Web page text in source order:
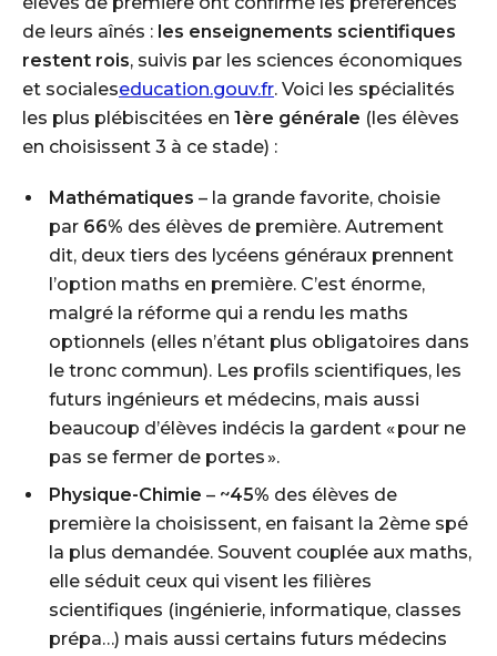
de leurs aînés : les enseignements scientifiques
restent rois, suivis par les sciences économiques
et socialeseducation.gouv.fr. Voici les spécialités
les plus plébiscitées en 1ère générale (les élèves
en choisissent 3 à ce stade) :
Mathématiques – la grande favorite, choisie
par 66% des élèves de première. Autrement
dit, deux tiers des lycéens généraux prennent
l’option maths en première. C’est énorme,
malgré la réforme qui a rendu les maths
optionnels (elles n’étant plus obligatoires dans
le tronc commun). Les profils scientifiques, les
futurs ingénieurs et médecins, mais aussi
beaucoup d’élèves indécis la gardent « pour ne
pas se fermer de portes ».
Physique-Chimie – ~45% des élèves de
première la choisissent, en faisant la 2ème spé
la plus demandée. Souvent couplée aux maths,
elle séduit ceux qui visent les filières
scientifiques (ingénierie, informatique, classes
prépa…) mais aussi certains futurs médecins